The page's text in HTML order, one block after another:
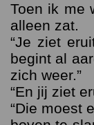
Toen ik me
alleen zat.
“Je ziet
begint al
zich weer.”
“En jij ziet
“Die moest